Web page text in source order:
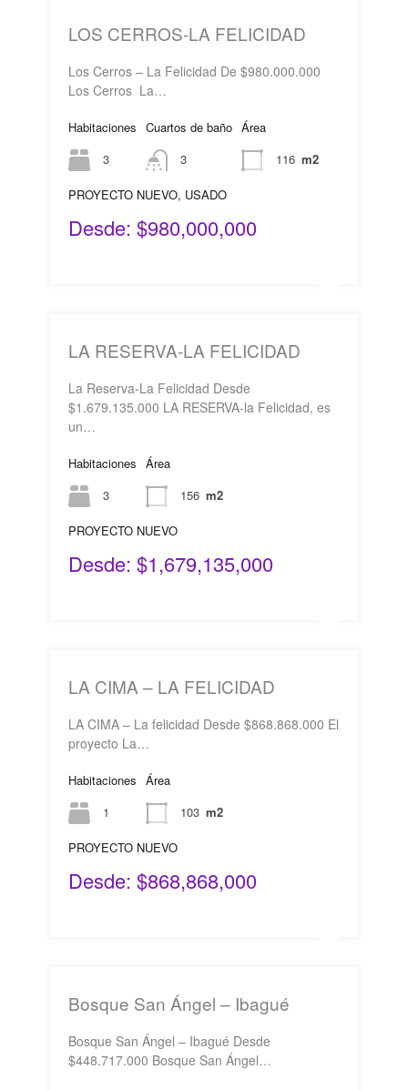
LOS CERROS-LA FELICIDAD
Los Cerros – La Felicidad De $980.000.000
Los Cerros La…
Habitaciones
3
Cuartos de baño
3
Área
116 m2
PROYECTO NUEVO, USADO
Desde: $980,000,000
LA RESERVA-LA FELICIDAD
La Reserva-La Felicidad Desde
$1.679.135.000 LA RESERVA-la Felicidad, es
un…
Habitaciones
3
Área
156 m2
PROYECTO NUEVO
Desde: $1,679,135,000
LA CIMA – LA FELICIDAD
LA CIMA – La felicidad Desde $868.868.000 El
proyecto La…
Habitaciones
1
Área
103 m2
PROYECTO NUEVO
Desde: $868,868,000
Bosque San Ángel – Ibagué
Bosque San Ángel – Ibagué Desde
$448.717.000 Bosque San Ángel…